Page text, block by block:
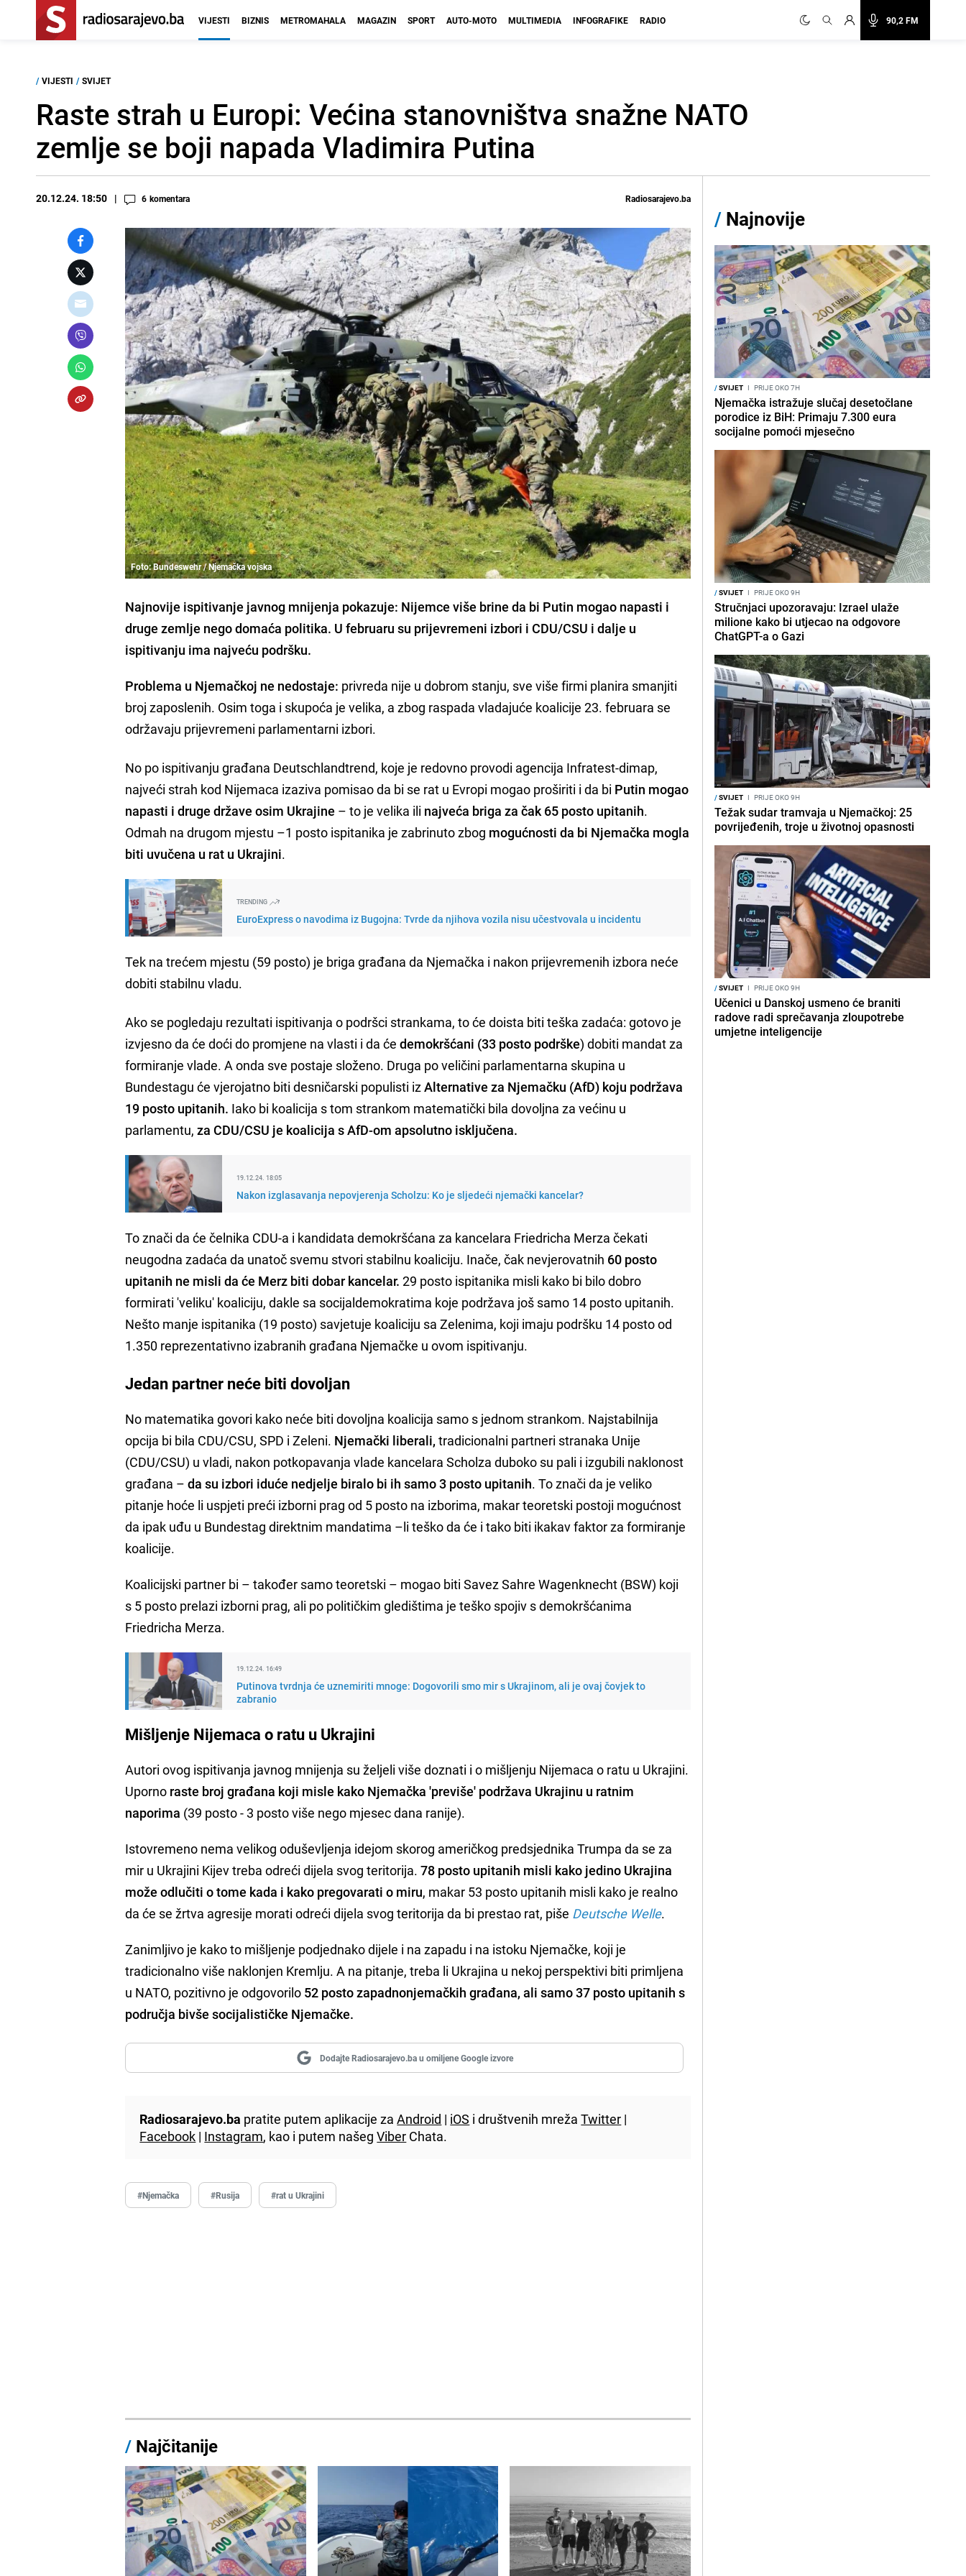
90,2 FM
VIJESTI BIZNIS METROMAHALA MAGAZIN SPORT AUTO-MOTO MULTIMEDIA INFOGRAFIKE RADIO
/ VIJESTI / SVIJET
Raste strah u Europi: Većina stanovništva snažne NATO
zemlje se boji napada Vladimira Putina
20.12.24. 18:50 6 komentara Radiosarajevo.ba
Foto: Bundeswehr / Njemačka vojska
Najnovije ispitivanje javnog mnijenja pokazuje: Nijemce više brine da bi Putin mogao napasti i
druge zemlje nego domaća politika. U februaru su prijevremeni izbori i CDU/CSU i dalje u
ispitivanju ima najveću podršku.
Problema u Njemačkoj ne nedostaje: privreda nije u dobrom stanju, sve više firmi planira smanjiti
broj zaposlenih. Osim toga i skupoća je velika, a zbog raspada vladajuće koalicije 23. februara se
održavaju prijevremeni parlamentarni izbori.
No po ispitivanju građana Deutschlandtrend, koje je redovno provodi agencija Infratest-dimap,
najveći strah kod Nijemaca izaziva pomisao da bi se rat u Evropi mogao proširiti i da bi Putin mogao
napasti i druge države osim Ukrajine – to je velika ili najveća briga za čak 65 posto upitanih.
Odmah na drugom mjestu –1 posto ispitanika je zabrinuto zbog mogućnosti da bi Njemačka mogla
biti uvučena u rat u Ukrajini.
TRENDING
EuroExpress o navodima iz Bugojna: Tvrde da njihova vozila nisu učestvovala u incidentu
Tek na trećem mjestu (59 posto) je briga građana da Njemačka i nakon prijevremenih izbora neće
dobiti stabilnu vladu.
Ako se pogledaju rezultati ispitivanja o podršci strankama, to će doista biti teška zadaća: gotovo je
izvjesno da će doći do promjene na vlasti i da će demokršćani (33 posto podrške) dobiti mandat za
formiranje vlade. A onda sve postaje složeno. Druga po veličini parlamentarna skupina u
Bundestagu će vjerojatno biti desničarski populisti izAlternative za Njemačku (AfD) koju podržava
19 posto upitanih. Iako bi koalicija s tom strankom matematički bila dovoljna za većinu u
parlamentu,za CDU/CSU je koalicija s AfD-om apsolutno isključena.
19.12.24. 18:05
Nakon izglasavanja nepovjerenja Scholzu: Ko je sljedeći njemački kancelar?
To znači da će čelnika CDU-a i kandidata demokršćana za kancelara Friedricha Merza čekati
neugodna zadaća da unatoč svemu stvori stabilnu koaliciju. Inače, čak nevjerovatnih 60 posto
upitanih ne misli da će Merz biti dobar kancelar. 29 posto ispitanika misli kako bi bilo dobro
formirati 'veliku' koaliciju, dakle sa socijaldemokratima koje podržava još samo 14 posto upitanih.
Nešto manje ispitanika (19 posto) savjetuje koaliciju sa Zelenima, koji imaju podršku 14 posto od
1.350 reprezentativno izabranih građana Njemačke u ovom ispitivanju.
Jedan partner neće biti dovoljan
No matematika govori kako neće biti dovoljna koalicija samo s jednom strankom. Najstabilnija
opcija bi bila CDU/CSU, SPD i Zeleni. Njemački liberali, tradicionalni partneri stranaka Unije
(CDU/CSU) u vladi, nakon potkopavanja vlade kancelara Scholza duboko su pali i izgubili naklonost
građana –da su izbori iduće nedjelje biralo bi ih samo 3 posto upitanih. To znači da je veliko
pitanje hoće li uspjeti preći izborni prag od 5 posto na izborima, makar teoretski postoji mogućnost
da ipak uđu u Bundestag direktnim mandatima –li teško da će i tako biti ikakav faktor za formiranje
koalicije.
Koalicijski partner bi – također samo teoretski – mogao biti Savez Sahre Wagenknecht (BSW) koji
s 5 posto prelazi izborni prag, ali po političkim gledištima je teško spojiv s demokršćanima
Friedricha Merza.
19.12.24. 16:49
Putinova tvrdnja će uznemiriti mnoge: Dogovorili smo mir s Ukrajinom, ali je ovaj čovjek to
zabranio
Mišljenje Nijemaca o ratu u Ukrajini
Autori ovog ispitivanja javnog mnijenja su željeli više doznati i o mišljenju Nijemaca o ratu u Ukrajini.
Uporno raste broj građana koji misle kako Njemačka 'previše' podržava Ukrajinu u ratnim
naporima (39 posto - 3 posto više nego mjesec dana ranije).
Istovremeno nema velikog oduševljenja idejom skorog američkog predsjednika Trumpa da se za
mir u Ukrajini Kijev treba odreći dijela svog teritorija. 78 posto upitanih misli kako jedino Ukrajina
može odlučiti o tome kada i kako pregovarati o miru, makar 53 posto upitanih misli kako je realno
da će se žrtva agresije morati odreći dijela svog teritorija da bi prestao rat, piše Deutsche Welle.
Zanimljivo je kako to mišljenje podjednako dijele i na zapadu i na istoku Njemačke, koji je
tradicionalno više naklonjen Kremlju. A na pitanje, treba li Ukrajina u nekoj perspektivi biti primljena
u NATO, pozitivno je odgovorilo 52 posto zapadnonjemačkih građana, ali samo 37 posto upitanih s
područja bivše socijalističke Njemačke.
Dodajte Radiosarajevo.ba u omiljene Google izvore
Radiosarajevo.ba pratite putem aplikacije zaAndroid | iOS i društvenih mrežaTwitter |
Facebook | Instagram, kao i putem našegViber Chata.
#Njemačka #Rusija #rat u Ukrajini
/ Najčitanije
/ Najnovije
/SVIJET I PRIJE OKO 7H
Njemačka istražuje slučaj desetočlane
porodice iz BiH: Primaju 7.300 eura
socijalne pomoći mjesečno
/SVIJET I PRIJE OKO 9H
Stručnjaci upozoravaju: Izrael ulaže
milione kako bi utjecao na odgovore
ChatGPT-a o Gazi
/SVIJET I PRIJE OKO 9H
Težak sudar tramvaja u Njemačkoj: 25
povrijeđenih, troje u životnoj opasnosti
/SVIJET I PRIJE OKO 9H
Učenici u Danskoj usmeno će braniti
radove radi sprečavanja zloupotrebe
umjetne inteligencije